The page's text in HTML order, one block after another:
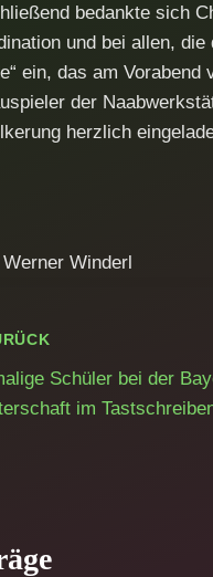
bedankte sich
und bei allen,
ein, das am
der
herzlich
Winderl
Schüler bei der
im